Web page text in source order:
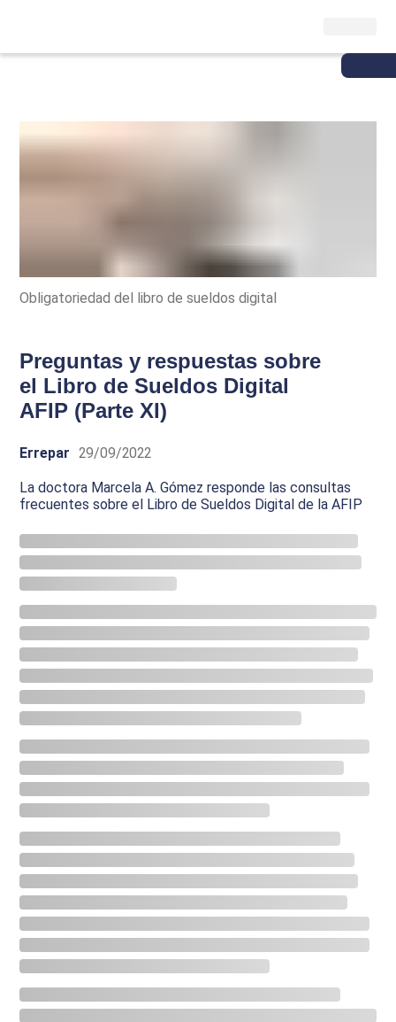
Obligatoriedad del libro de sueldos digital
Preguntas y respuestas sobre
el Libro de Sueldos Digital
AFIP (Parte XI)
Errepar 29/09/2022
La doctora Marcela A. Gómez responde las consultas
frecuentes sobre el Libro de Sueldos Digital de la AFIP